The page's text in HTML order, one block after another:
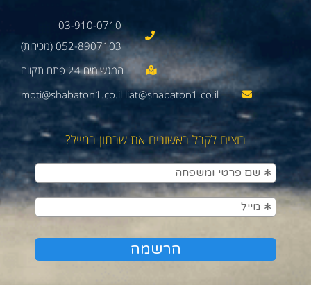
03-910-0710
052-8907103 (מכירות)
moti@shabaton1.co.il liat@shabaton1.co.il
רוצים לקבל ראשונים את שבתון במייל?